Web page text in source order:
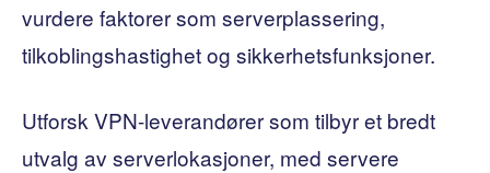
vurdere faktorer som serverplassering,
tilkoblingshastighet og sikkerhetsfunksjoner.
Utforsk VPN-leverandører som tilbyr et bredt
utvalg av serverlokasjoner, med servere